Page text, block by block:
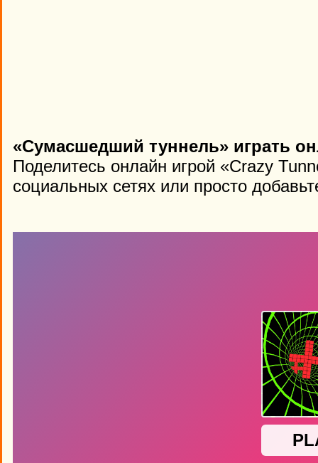
«Сумасшедший туннель» играть
Поделитесь онлайн игрой «Crazy
социальных сетях или просто